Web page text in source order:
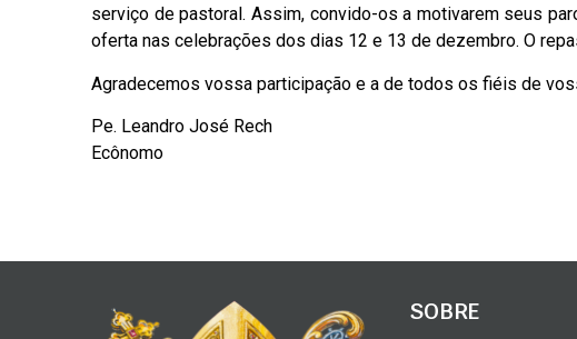
serviço de pastoral. Assim, convido-os a motivarem seus
oferta nas celebrações dos dias 12 e 13 de dezembro. O
Agradecemos vossa participação e a de todos os fiéis de
Pe. Leandro José Rech
Ecônomo
SOBRE